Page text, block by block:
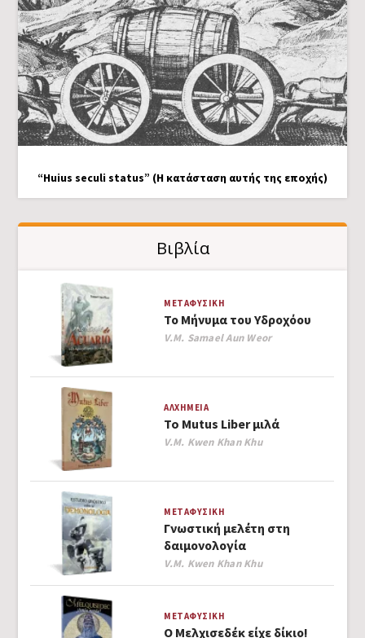
“Huius seculi status” (Η κατάσταση αυτής της εποχής)
Βιβλία
ΜΕΤΑΦΥΣΙΚΉ
Το Μήνυμα του Υδροχόου
Author
V.M. Samael Aun Weor
ΑΛΧΗΜΕΊΑ
To Mutus Liber μιλά
Author
V.M. Kwen Khan Khu
ΜΕΤΑΦΥΣΙΚΉ
Γνωστική μελέτη στη
δαιμονολογία
Author
V.M. Kwen Khan Khu
ΜΕΤΑΦΥΣΙΚΉ
Ο Μελχισεδέκ είχε δίκιο!